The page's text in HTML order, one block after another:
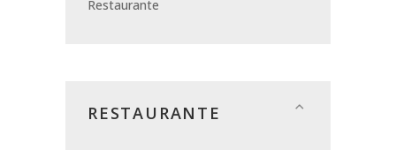
Restaurante
RESTAURANTE